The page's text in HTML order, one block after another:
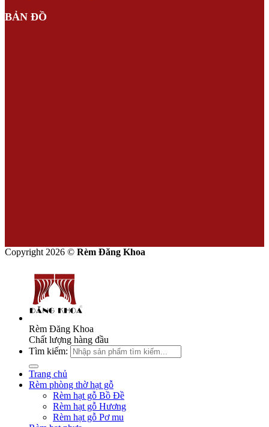
BẢN ĐỒ
Copyright 2026 © Rèm Đăng Khoa
Rèm Đăng Khoa
Chất lượng hàng đầu
Tìm kiếm:
Trang chủ
Rèm phòng thờ hạt gỗ
Rèm hạt gỗ Bồ Đề
Rèm hạt gỗ Hương
Rèm hạt gỗ Pơ mu